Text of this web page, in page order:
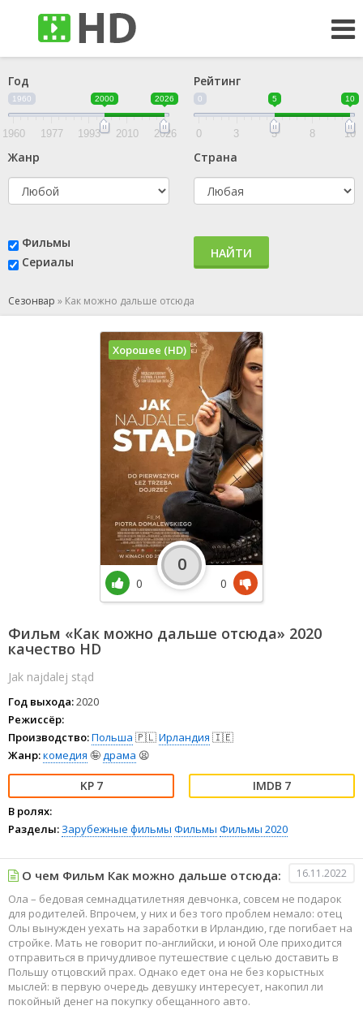
Год
1960 2000 2026
1960 1977 1993 2010 2026
Рейтинг
0 5 10
0 3 5 8 10
Жанр Страна
Фильмы
Сериалы
НАЙТИ
Сезонвар » Как можно дальше отсюда
Фильм «Как можно дальше отсюда» 2020
качество HD
Jak najdalej stąd
Год выхода:2020
Режиссёр:
Производство:Польша 🇵🇱Ирландия 🇮🇪
Жанр:комедия 🤪драма 😫
7 7
В ролях:
Разделы: Зарубежные фильмы Фильмы Фильмы 2020
Хорошее (HD)
0
0
0
О чем Фильм Как можно дальше отсюда: 16.11.2022
Ола – бедовая семнадцатилетняя девчонка, совсем не подарок
для родителей. Впрочем, у них и без того проблем немало: отец
Олы вынужден уехать на заработки в Ирландию, где погибает на
стройке. Мать не говорит по-английски, и юной Оле приходится
отправиться в причудливое путешествие с целью доставить в
Польшу отцовский прах. Однако едет она не без корыстных
мыслей: в первую очередь девушку интересует, накопил ли
покойный денег на покупку обещанного авто.